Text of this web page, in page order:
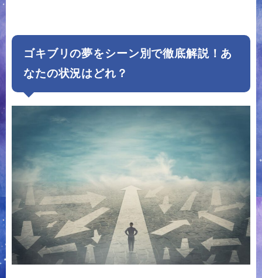
ゴキブリの夢をシーン別で徹底解説！あ
なたの状況はどれ？